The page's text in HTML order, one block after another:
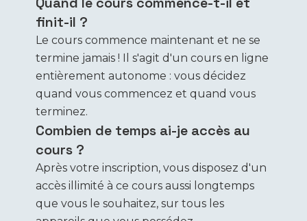
finit-il ?
Le cours commence maintenant et ne se
termine jamais ! Il s'agit d'un cours en ligne
entièrement autonome : vous décidez
quand vous commencez et quand vous
terminez.
Combien de temps ai-je accès au
cours ?
Après votre inscription, vous disposez d'un
accès illimité à ce cours aussi longtemps
que vous le souhaitez, sur tous les